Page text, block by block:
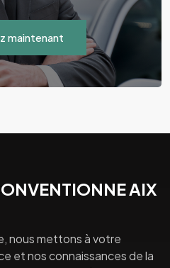
maintenant
AIX
nous mettons à votre
et nos connaissances de la